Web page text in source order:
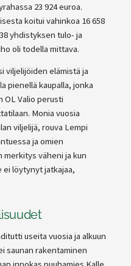
23 924 euroa.
koitui vahinkoa 16 658
yhdistyksen tulo- ja
oli todella mittava.
viljelijöiden elämistä ja
pienellä kaupalla, jonka
Valio perusti
Monia vuosia
viljelijä, rouva Lempi
ja omien
merkitys väheni ja kun
löytynyt jatkajaa,
useita vuosia ja alkuun
saunan rakentaminen